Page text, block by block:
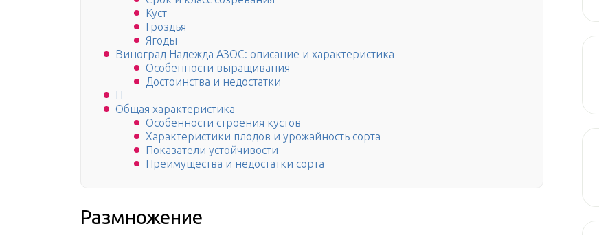
Куст
Гроздья
Ягоды
Виноград Надежда АЗОС: описание и характеристика
Особенности выращивания
Достоинства и недостатки
Н
Общая характеристика
Особенности строения кустов
Характеристики плодов и урожайность сорта
Показатели устойчивости
Преимущества и недостатки сорта
Размножение